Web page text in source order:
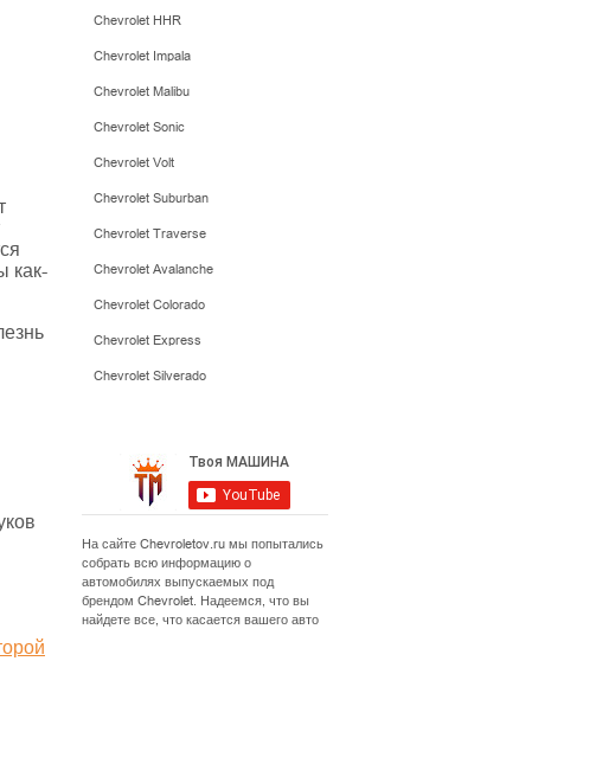
как-
Chevrolet HHR
Chevrolet Impala
Chevrolet Malibu
Chevrolet Sonic
Chevrolet Volt
Chevrolet Suburban
Chevrolet Traverse
Chevrolet Avalanche
Chevrolet Colorado
Chevrolet Express
Chevrolet Silverado
На сайте Chevroletov.ru мы попытались
собрать всю информацию о
автомобилях выпускаемых под
брендом Chevrolet. Надеемся, что вы
найдете все, что касается вашего авто